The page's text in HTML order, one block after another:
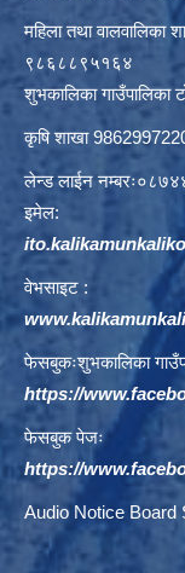
महिला तथा
९८६८८९५१६४
शुभकालिका
कृषि शाखा
लेन्ड लाईन
इमेल:
वेभसाइट :
फेसबुकःशुभकालिका
https://
फेसबुक पेजः
https://
Audio Notice Board